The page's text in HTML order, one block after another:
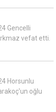
Gencelli
vefat etti.
Horsunlu
oğlu